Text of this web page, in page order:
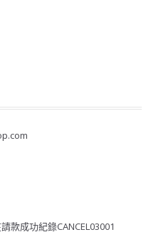
款成功紀錄CANCEL03001